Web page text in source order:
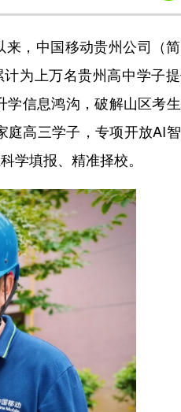
，中国移动贵州公司（
为上万名贵州高中学子
信息鸿沟，破解山区考
高三学子，专项开放AI
学填报、精准择校。